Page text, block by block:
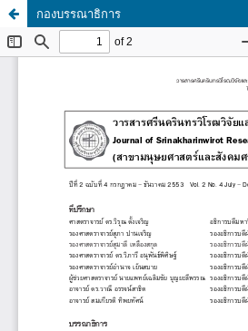
กองบรรณาธิการ